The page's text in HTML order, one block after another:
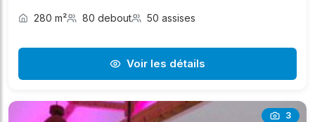
280 m² 80 debout 50 assises
Voir les détails
3